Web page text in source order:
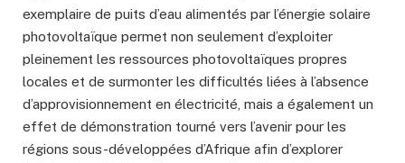
exemplaire de puits d’eau alimentés par l’énergie solaire
photovoltaïque permet non seulement d’exploiter
pleinement les ressources photovoltaïques propres
locales et de surmonter les difficultés liées à l’absence
d’approvisionnement en électricité, mais a également un
effet de démonstration tourné vers l’avenir pour les
régions sous-développées d’Afrique afin d’explorer